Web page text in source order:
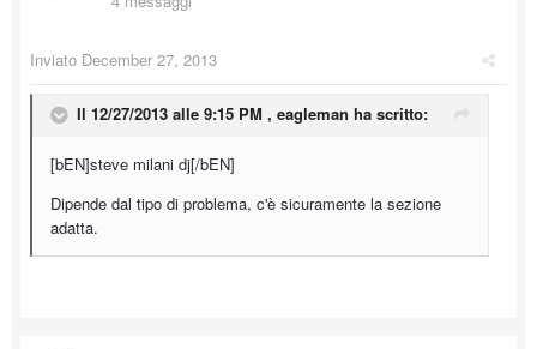
Inviato December 27, 2013
Il 12/27/2013 alle 9:15 PM , eagleman ha scritto:
[bEN]steve milani dj[/bEN]
Dipende dal tipo di problema, c'è sicuramente la sezione
adatta.